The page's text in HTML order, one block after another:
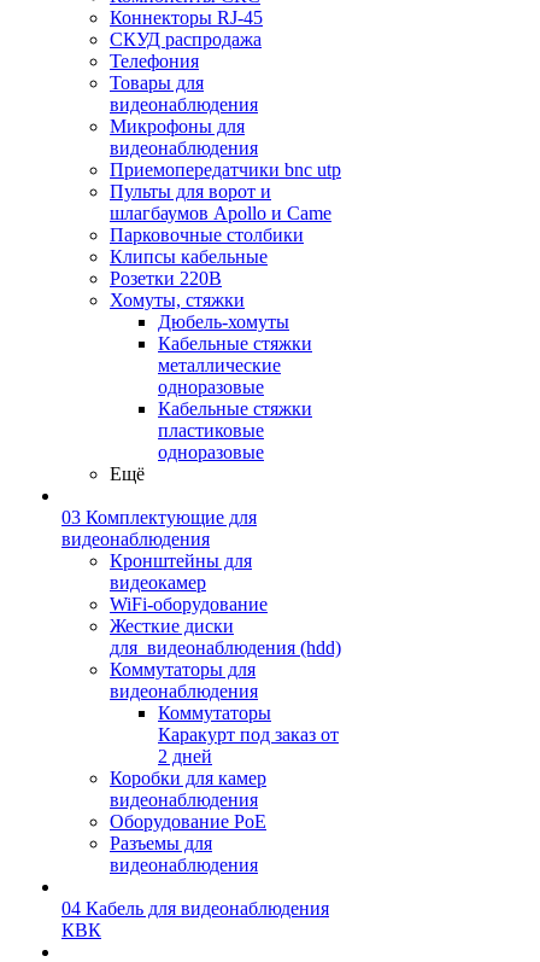
Коннекторы RJ-45
СКУД распродажа
Телефония
Товары для
видеонаблюдения
Микрофоны для
видеонаблюдения
Приемопередатчики bnc utp
Пульты для ворот и
шлагбаумов Apollo и Came
Парковочные столбики
Клипсы кабельные
Розетки 220В
Хомуты, стяжки
Дюбель-хомуты
Кабельные стяжки
металлические
одноразовые
Кабельные стяжки
пластиковые
одноразовые
Ещё
03 Комплектующие для
видеонаблюдения
Кронштейны для
видеокамер
WiFi-оборудование
Жесткие диски
для_видеонаблюдения (hdd)
Коммутаторы для
видеонаблюдения
Коммутаторы
Каракурт под заказ от
2 дней
Коробки для камер
видеонаблюдения
Оборудование PoE
Разъемы для
видеонаблюдения
04 Кабель для видеонаблюдения
КВК